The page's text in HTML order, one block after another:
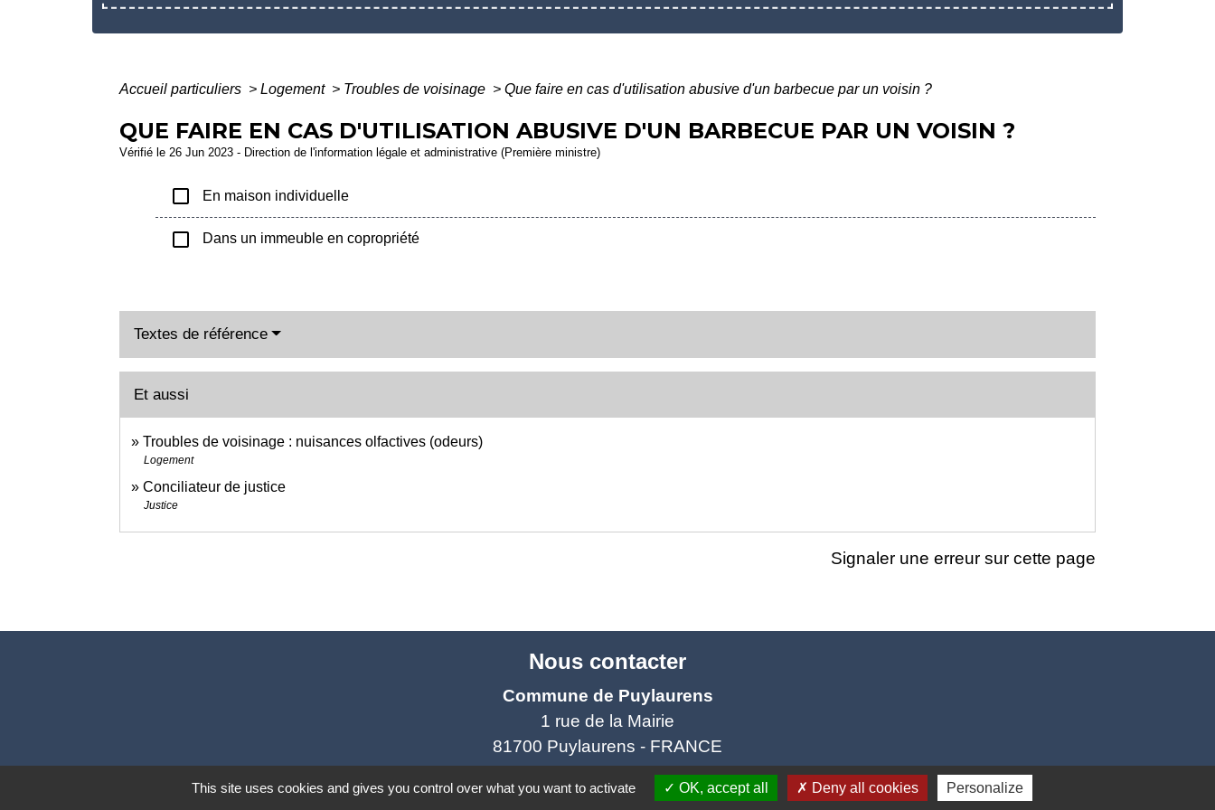
Accueil particuliers > Logement > Troubles de voisinage > Que faire en cas d'utilisation abusive d'un barbecue par un voisin ?
QUE FAIRE EN CAS D'UTILISATION ABUSIVE D'UN BARBECUE PAR UN VOISIN ?
Vérifié le 26 Jun 2023 - Direction de l'information légale et administrative (Première ministre)
check_box_outline_blank En maison individuelle
check_box_outline_blank Dans un immeuble en copropriété
Textes de référence
Et aussi
Troubles de voisinage : nuisances olfactives (odeurs)
Logement
Conciliateur de justice
Justice
Signaler une erreur sur cette page
Nous contacter
Commune de Puylaurens
1 rue de la Mairie
81700 Puylaurens - FRANCE
+33 5 63 75 00 18
Contact par formulaire
This site uses cookies and gives you control over what you want to activate OK, accept all Deny all cookies Personalize